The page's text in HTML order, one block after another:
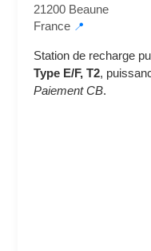
21200 Beaune
France 📍
Station de recharge
Type E/F, T2,
Paiement CB.